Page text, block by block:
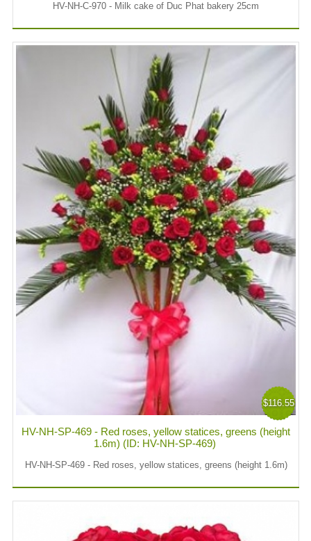
HV-NH-C-970 - Milk cake of Duc Phat bakery 25cm
$116.55
HV-NH-SP-469 - Red roses, yellow statices, greens (height
1.6m) (ID: HV-NH-SP-469)
HV-NH-SP-469 - Red roses, yellow statices, greens (height 1.6m)